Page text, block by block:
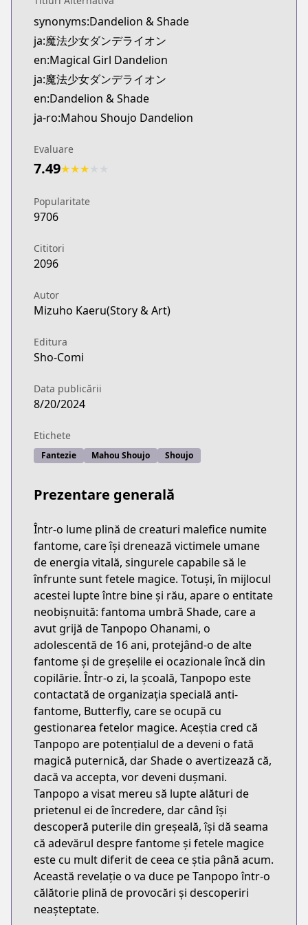
Official English
https://www.viz.com/vizmanga/chapters/
synonyms:Dandelion & Shade
ja:魔法少女ダンデライオン
en:Magical Girl Dandelion
ja:魔法少女ダンデライオン
en:Dandelion & Shade
ja-ro:Mahou Shoujo Dandelion
Evaluare
7.49★★★
Popularitate
9706
Cititori
2096
Autor
Mizuho Kaeru(Story & Art)
Editura
Sho-Comi
Data publicării
8/20/2024
Etichete
Fantezie Mahou Shoujo Shoujo
Prezentare generală
Într-o lume plină de creaturi malefice numite
fantome, care își drenează victimele umane
de energia vitală, singurele capabile să le
înfrunte sunt fetele magice. Totuși, în mijlocul
acestei lupte între bine și rău, apare o entitate
neobișnuită: fantoma umbră Shade, care a
avut grijă de Tanpopo Ohanami, o
adolescentă de 16 ani, protejând-o de alte
fantome și de greșelile ei ocazionale încă din
copilărie. Într-o zi, la școală, Tanpopo este
contactată de organizația specială anti-
fantome, Butterfly, care se ocupă cu
gestionarea fetelor magice. Aceștia cred că
Tanpopo are potențialul de a deveni o fată
magică puternică, dar Shade o avertizează că,
dacă va accepta, vor deveni dușmani.
Tanpopo a visat mereu să lupte alături de
prietenul ei de încredere, dar când își
descoperă puterile din greșeală, își dă seama
că adevărul despre fantome și fetele magice
este cu mult diferit de ceea ce știa până acum.
Această revelație o va duce pe Tanpopo într-o
călătorie plină de provocări și descoperiri
neașteptate.